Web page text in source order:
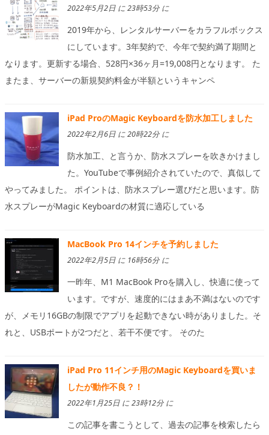
2022年5月2日 に 23時53分 に
2019年から、レンタルサーバーをカラフルボックス
にしています。3年契約で、今年で契約満了期間と
なります。更新する場合、528円×36ヶ月=19,008円となります。 た
またま、サーバーの新規契約料金が半額というキャンペ
iPad ProのMagic Keyboardを防水加工しました
2022年2月6日 に 20時22分 に
防水加工、と言うか、防水スプレーを吹きかけまし
た。YouTubeで事例紹介されていたので、真似して
やってみました。 ポイントは、防水スプレー選びだと思います。防
水スプレーがMagic Keyboardの材質に適応している
MacBook Pro 14インチを予約しました
2022年2月5日 に 16時56分 に
一昨年、M1 MacBook Proを購入し、快適に使って
います。ですが、速度的にはまあ不満はないのです
が、メモリ16GBの制限でアプリを起動できない時がありました。そ
れと、USBポートが2つだと、若干不便です。 そのた
iPad Pro 11インチ用のMagic Keyboardを買いま
したが動作不良？！
2022年1月25日 に 23時12分 に
この記事を書こうとして、過去の記事を検索したら